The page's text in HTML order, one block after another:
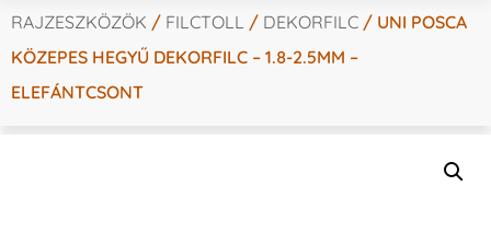
RAJZESZKÖZÖK / FILCTOLL / DEKORFILC / UNI POSCA
KÖZEPES HEGYŰ DEKORFILC – 1.8-2.5MM –
ELEFÁNTCSONT